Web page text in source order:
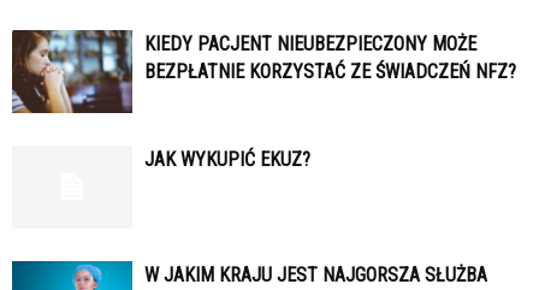
KIEDY PACJENT NIEUBEZPIECZONY MOŻE
BEZPŁATNIE KORZYSTAĆ ZE ŚWIADCZEŃ NFZ?
JAK WYKUPIĆ EKUZ?
W JAKIM KRAJU JEST NAJGORSZA SŁUŻBA